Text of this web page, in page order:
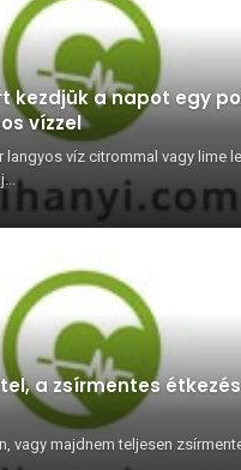
kezdjük a napot egy
vízzel
langyos víz citrommal vagy lime
a zsírmentes étkezés
vagy majdnem teljesen